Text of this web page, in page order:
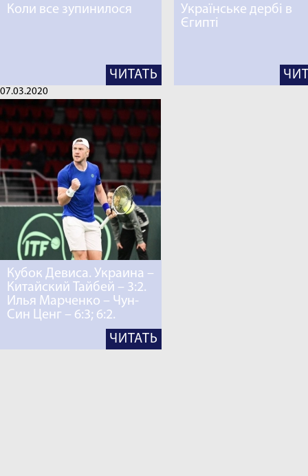
Коли все зупинилося
ЧИТАТЬ
Українське дербі в
Єгипті
07.03.2020
Кубок Девиса. Украина –
Китайский Тайбей – 3:2.
Илья Марченко – Чун-
Син Ценг – 6:3; 6:2.
ЧИТАТЬ